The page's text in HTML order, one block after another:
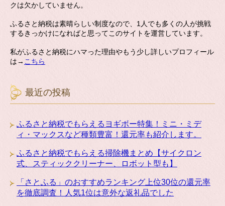
クは欠かしていません。
ふるさと納税は素晴らしい制度なので、1人でも多くの人が挑戦
するきっかけになればと思ってこのサイトを運営しています。
私がふるさと納税にハマった理由やもう少し詳しいプロフィール
は→ こちら
最近の投稿
ふるさと納税でもらえるヨギボー特集！ミニ・ミデ
ィ・マックスなど種類豊富！還元率も紹介します。
ふるさと納税でもらえる掃除機まとめ【サイクロン
式、スティッククリーナー、ロボット型も】
「さとふる」のおすすめランキング上位30位の還元率
を徹底調査！人気1位は意外な返礼品でした